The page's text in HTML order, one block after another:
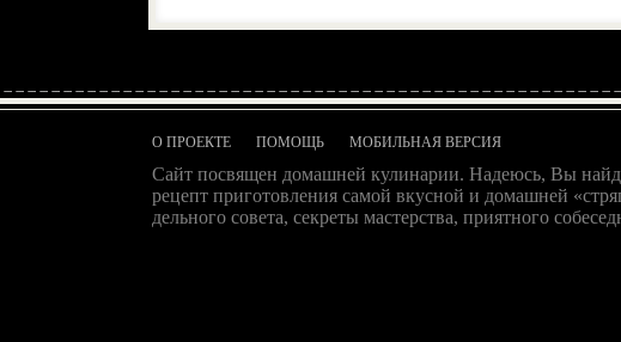
О ПРОЕКТЕ ПОМОЩЬ МОБИЛЬНАЯ ВЕРСИЯ
Сайт посвящен домашней кулинарии. Надеюсь, Вы
рецепт приготовления самой вкусной и домашней
дельного совета, секреты мастерства, приятного